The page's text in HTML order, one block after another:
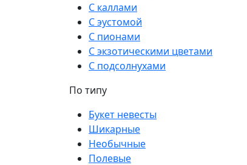
С каллами
С эустомой
С пионами
С экзотическими цветами
С подсолнухами
По типу
Букет невесты
Шикарные
Необычные
Полевые